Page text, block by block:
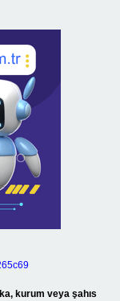
kurum veya şahıs